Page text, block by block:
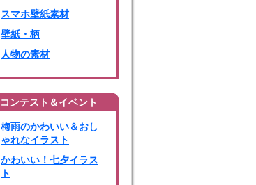
スマホ壁紙素材
壁紙・柄
人物の素材
コンテスト＆イベント
梅雨のかわいい＆おし
ゃれなイラスト
かわいい！七夕イラス
ト